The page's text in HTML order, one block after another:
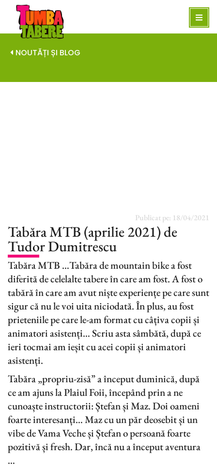
NOUTĂȚI ȘI BLOG
Publicat pe: 18/04/2021
Tabăra MTB (aprilie 2021) de
Tudor Dumitrescu
Tabăra MTB …Tabăra de mountain bike a fost
diferită de celelalte tabere în care am fost. A fost o
tabără în care am avut niște experiențe pe care sunt
sigur că nu le voi uita niciodată. În plus, au fost
prieteniile pe care le-am format cu câțiva copii și
animatori asistenți… Scriu asta sâmbătă, după ce
ieri tocmai am ieșit cu acei copii și animatori
asistenți.
Tabăra „propriu-zisă” a început duminică, după
ce am ajuns la Plaiul Foii, începând prin a ne
cunoaște instructorii: Ștefan și Maz. Doi oameni
foarte interesanți… Maz cu un păr deosebit și un
vibe de Vama Veche și Ștefan o persoană foarte
pozitivă și fresh. Dar, încă nu a început aventura
…